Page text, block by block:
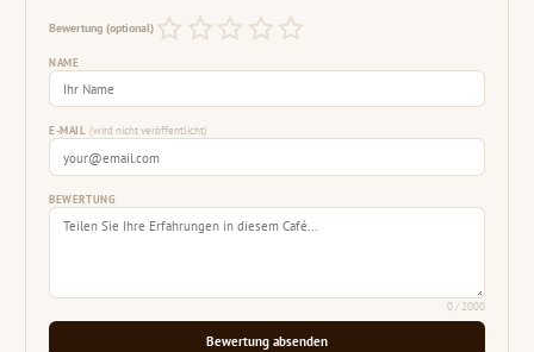
Bewertung (optional)
NAME
E-MAIL(wird nicht veröffentlicht)
BEWERTUNG
0/ 2000
Bewertung absenden